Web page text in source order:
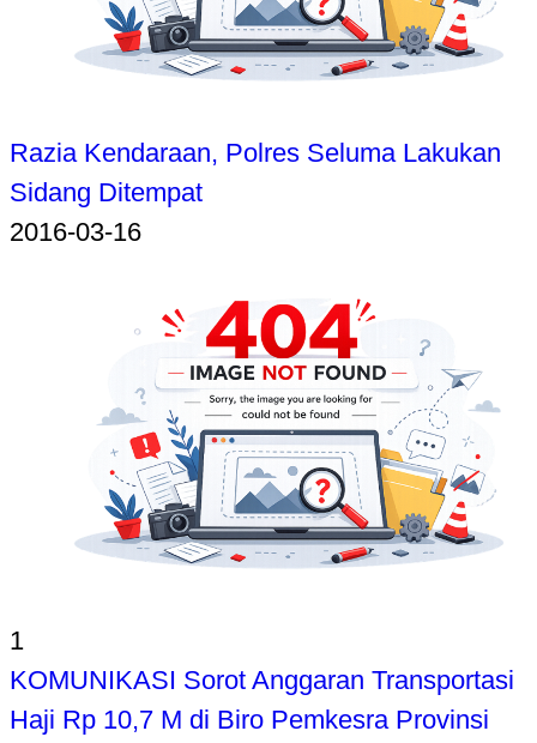
Razia Kendaraan, Polres Seluma Lakukan
Sidang Ditempat
2016-03-16
1
KOMUNIKASI Sorot Anggaran Transportasi
Haji Rp 10,7 M di Biro Pemkesra Provinsi